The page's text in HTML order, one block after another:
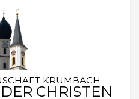
KRUMBACH
CHRISTEN